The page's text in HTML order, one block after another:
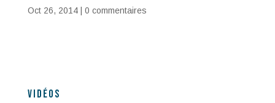
Oct 26, 2014| 0 commentaires
Vidéos